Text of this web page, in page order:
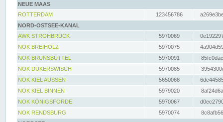
NEUE MAAS
ROTTERDAM
123456786
NORD-OSTSEE-KANAL
AWK STROHBRÜCK
5970069
NOK BREIHOLZ
5970075
NOK BRUNSBÜTTEL
5970091
NOK DÜKERSWISCH
5970085
NOK KIEL AUSSEN
5650068
NOK KIEL BINNEN
5979020
NOK KÖNIGSFÖRDE
5970067
NOK RENDSBURG
5970074